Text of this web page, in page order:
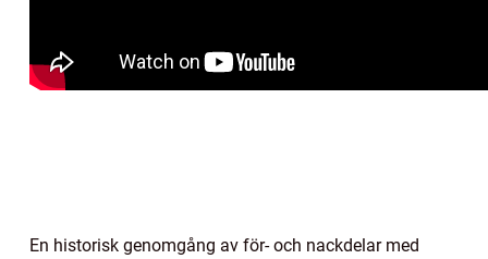
En historisk genomgång av för- och nackdelar med